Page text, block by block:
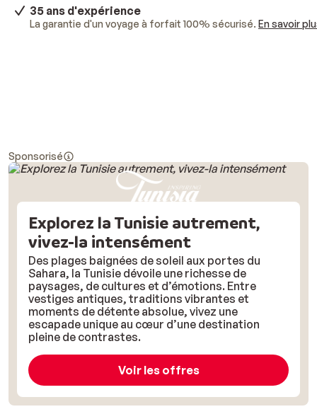
35 ans d'expérience
La garantie d'un voyage à forfait 100% sécurisé. En savoir
Sponsorisé
Explorez la Tunisie autrement,
vivez-la intensément
Des plages baignées de soleil aux portes du
Sahara, la Tunisie dévoile une richesse de
paysages, de cultures et d’émotions. Entre
vestiges antiques, traditions vibrantes et
moments de détente absolue, vivez une
escapade unique au cœur d’une destination
pleine de contrastes.
Voir les offres